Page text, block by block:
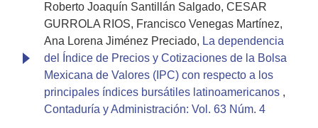
Roberto Joaquín Santillán Salgado, CESAR
GURROLA RIOS, Francisco Venegas Martínez,
Ana Lorena Jiménez Preciado, La dependencia
del Índice de Precios y Cotizaciones de la Bolsa
Mexicana de Valores (IPC) con respecto a los
principales índices bursátiles latinoamericanos ,
Contaduría y Administración: Vol. 63 Núm. 4